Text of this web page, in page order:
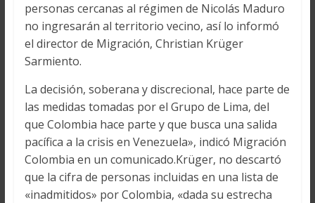
personas cercanas al régimen de Nicolás Maduro
no ingresarán al territorio vecino, así lo informó
el director de Migración, Christian Krüger
Sarmiento.
La decisión, soberana y discrecional, hace parte de
las medidas tomadas por el Grupo de Lima, del
que Colombia hace parte y que busca una salida
pacífica a la crisis en Venezuela», indicó Migración
Colombia en un comunicado.Krüger, no descartó
que la cifra de personas incluidas en una lista de
«inadmitidos» por Colombia, «dada su estrecha